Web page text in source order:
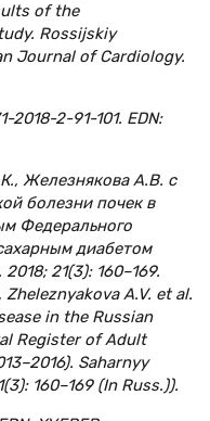
of the
Rossijskiy
Journal of Cardiology.
2-91-101. EDN:
Железнякова А.В. с
болезни почек в
Федерального
диабетом
21(3): 160–169.
Zheleznyakova A.V. et al.
in the Russian
Register of Adult
Saharnyy
160–169 (In Russ.)).